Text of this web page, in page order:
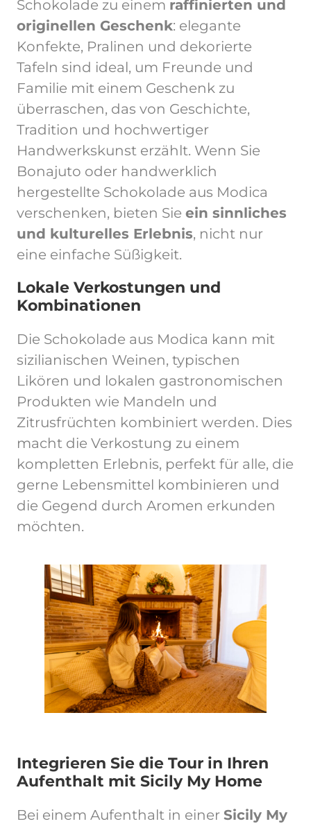
Schokolade zu einem raffinierten und
originellen Geschenk: elegante
Konfekte, Pralinen und dekorierte
Tafeln sind ideal, um Freunde und
Familie mit einem Geschenk zu
überraschen, das von Geschichte,
Tradition und hochwertiger
Handwerkskunst erzählt. Wenn Sie
Bonajuto oder handwerklich
hergestellte Schokolade aus Modica
verschenken, bieten Sie ein sinnliches
und kulturelles Erlebnis, nicht nur
eine einfache Süßigkeit.
Lokale Verkostungen und
Kombinationen
Die Schokolade aus Modica kann mit
sizilianischen Weinen, typischen
Likören und lokalen gastronomischen
Produkten wie Mandeln und
Zitrusfrüchten kombiniert werden. Dies
macht die Verkostung zu einem
kompletten Erlebnis, perfekt für alle, die
gerne Lebensmittel kombinieren und
die Gegend durch Aromen erkunden
möchten.
Integrieren Sie die Tour in Ihren
Aufenthalt mit Sicily My Home
Bei einem Aufenthalt in einer Sicily My